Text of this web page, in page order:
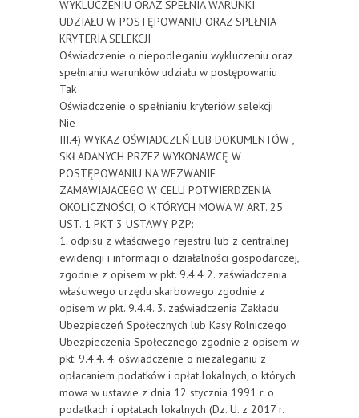
WYKLUCZENIU ORAZ SPEŁNIA WARUNKI
UDZIAŁU W POSTĘPOWANIU ORAZ SPEŁNIA
KRYTERIA SELEKCJI
Oświadczenie o niepodleganiu wykluczeniu oraz
spełnianiu warunków udziału w postępowaniu
Tak
Oświadczenie o spełnianiu kryteriów selekcji
Nie
III.4) WYKAZ OŚWIADCZEŃ LUB DOKUMENTÓW ,
SKŁADANYCH PRZEZ WYKONAWCĘ W
POSTĘPOWANIU NA WEZWANIE
ZAMAWIAJACEGO W CELU POTWIERDZENIA
OKOLICZNOŚCI, O KTÓRYCH MOWA W ART. 25
UST. 1 PKT 3 USTAWY PZP:
1. odpisu z właściwego rejestru lub z centralnej
ewidencji i informacji o działalności gospodarczej,
zgodnie z opisem w pkt. 9.4.4 2. zaświadczenia
właściwego urzędu skarbowego zgodnie z
opisem w pkt. 9.4.4. 3. zaświadczenia Zakładu
Ubezpieczeń Społecznych lub Kasy Rolniczego
Ubezpieczenia Społecznego zgodnie z opisem w
pkt. 9.4.4. 4. oświadczenie o niezaleganiu z
opłacaniem podatków i opłat lokalnych, o których
mowa w ustawie z dnia 12 stycznia 1991 r. o
podatkach i opłatach lokalnych (Dz. U. z 2017 r.